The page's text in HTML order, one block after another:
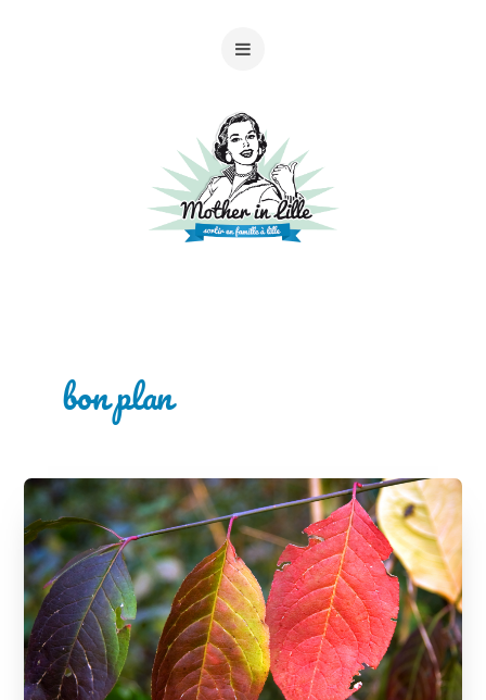
bon plan